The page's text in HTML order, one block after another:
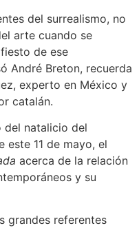
del surrealismo, no
arte cuando se
de ese
André Breton, recuerda
experto en México y
catalán.
del natalicio del
este 11 de mayo, el
acerca de la relación
y su
grandes referentes